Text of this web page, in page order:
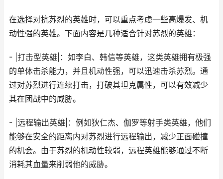
在选择对抗苏烈的英雄时，可以重点考虑一些高爆发、机
动性强的英雄。下面内容是几种适合针对苏烈的英雄：
- |打击型英雄|：如李白、韩信等英雄，这类英雄拥有极强
的单体击杀能力，并且机动性强，可以迅速击杀苏烈。通
过对苏烈进行连续打击，打破其坦克属性，可以有效减少
其在团战中的威胁。
- |远程输出英雄|：例如狄仁杰、伽罗等射手类英雄，他们
能够在安全的距离内对苏烈进行远程输出，减少正面碰撞
的机会。由于苏烈的机动性较弱，远程英雄能够通过不断
消耗其血量来削弱他的威胁。